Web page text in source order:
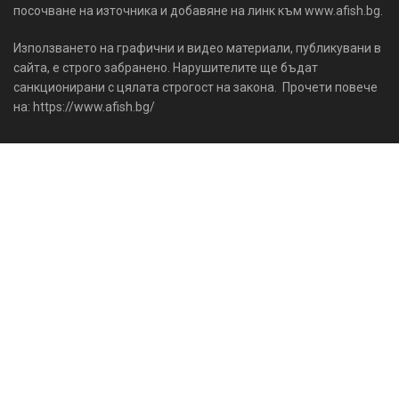
посочване на източника и добавяне на линк към www.afish.bg.
Използването на графични и видео материали, публикувани в
сайта, е строго забранено. Нарушителите ще бъдат
санкционирани с цялата строгост на закона. Прочети повече
на: https://www.afish.bg/